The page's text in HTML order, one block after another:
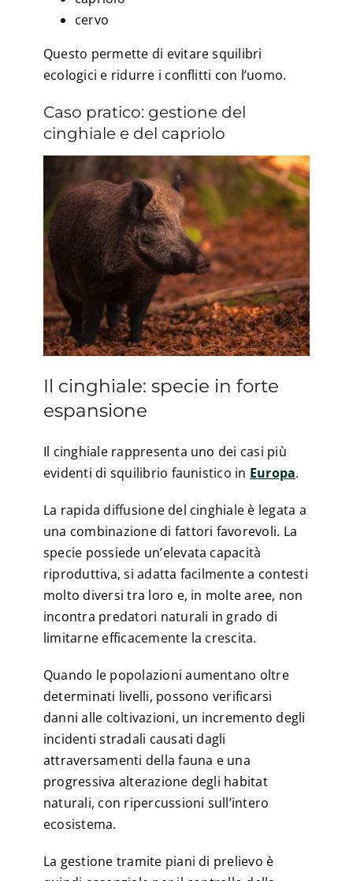
cervo
Questo permette di evitare squilibri
ecologici e ridurre i conflitti con l’uomo.
Caso pratico: gestione del
cinghiale e del capriolo
Il cinghiale: specie in forte
espansione
Il cinghiale rappresenta uno dei casi più
evidenti di squilibrio faunistico in Europa.
La rapida diffusione del cinghiale è legata a
una combinazione di fattori favorevoli. La
specie possiede un’elevata capacità
riproduttiva, si adatta facilmente a contesti
molto diversi tra loro e, in molte aree, non
incontra predatori naturali in grado di
limitarne efficacemente la crescita.
Quando le popolazioni aumentano oltre
determinati livelli, possono verificarsi
danni alle coltivazioni, un incremento degli
incidenti stradali causati dagli
attraversamenti della fauna e una
progressiva alterazione degli habitat
naturali, con ripercussioni sull’intero
ecosistema.
La gestione tramite piani di prelievo è